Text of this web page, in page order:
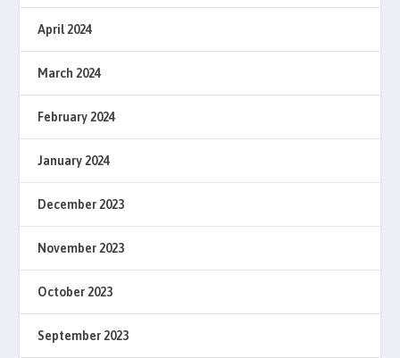
April 2024
March 2024
February 2024
January 2024
December 2023
November 2023
October 2023
September 2023